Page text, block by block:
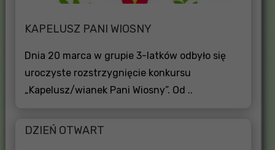
KAPELUSZ PANI WIOSNY
Dnia 20 marca w grupie 3-latków odbyło się
uroczyste rozstrzygnięcie konkursu
„Kapelusz/wianek Pani Wiosny”. Od ..
DZIEŃ OTWART